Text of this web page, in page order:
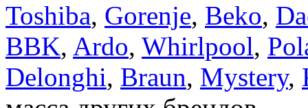
Toshiba, Gorenje, Beko,
BBK, Ardo, Whirlpool,
Delonghi, Braun, Mystery,